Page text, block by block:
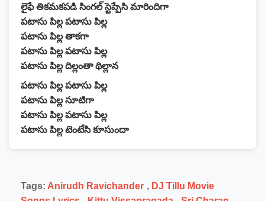
లైఫే తికమకపడి సింగల్ స్టెప్పేసి మారిందిగా
పటాసు పిల్ల పటాసు పిల్ల
పటాసు పిల్ల తాకగా
పటాసు పిల్ల పటాసు పిల్ల
పటాసు పిల్ల దిల్లంతా థిల్లాన
పటాసు పిల్ల పటాసు పిల్ల
పటాసు పిల్ల సూటిగా
పటాసు పిల్ల పటాసు పిల్ల
పటాసు పిల్ల టెంటేసి కూసుందా
Tags: Anirudh Ravichander , DJ Tillu Movie